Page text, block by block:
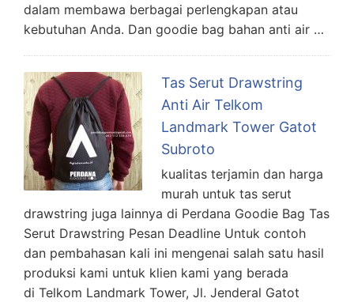
dalam membawa berbagai perlengkapan atau
kebutuhan Anda. Dan goodie bag bahan anti air …
Tas Serut Drawstring
Anti Air Telkom
Landmark Tower Gatot
Subroto
kualitas terjamin dan harga
murah untuk tas serut
drawstring juga lainnya di Perdana Goodie Bag Tas
Serut Drawstring Pesan Deadline Untuk contoh
dan pembahasan kali ini mengenai salah satu hasil
produksi kami untuk klien kami yang berada
di Telkom Landmark Tower, Jl. Jenderal Gatot